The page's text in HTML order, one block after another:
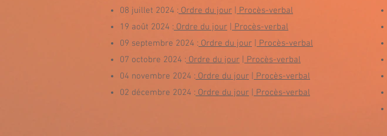
08 juillet 2024 : Ordre du jour
Procès-verbal
19 août 2024 : Ordre du jour
Procès-verbal
09 septembre 2024 : Ordre du jour
Procès-verbal
07 octobre 2024 : Ordre du jour
Procès-verbal
04 novembre 2024 : Ordre du jour
Procès-verbal
02 décembre 2024 : Ordre du jour Procès-verbal